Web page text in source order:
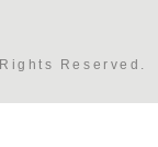
Reserved.